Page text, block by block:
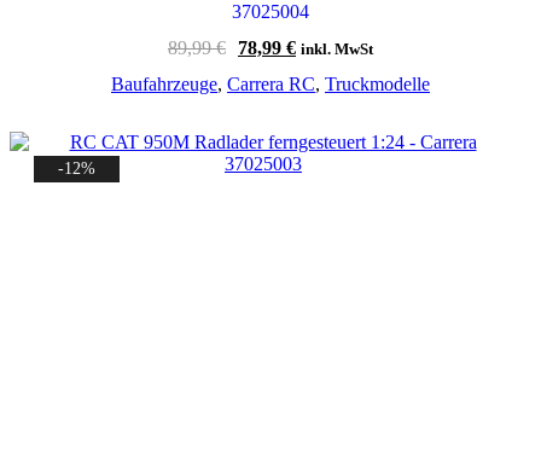
37025004
89,99€
Ursprünglicher
war:
78,99 €Aktueller
ist:
inkl. MwSt
Baufahrzeuge, Carrera RC, Truckmodelle
-12%